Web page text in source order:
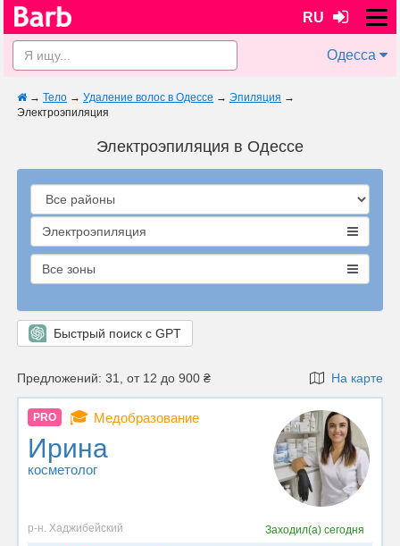
RU
Одесса
→ Тело → Удаление волос в Одессе → Эпиляция →
Электроэпиляция
Электроэпиляция в Одессе
Электроэпиляция
Все зоны
Быстрый поиск с GPT
Предложений: 31, от 12 до 900 ₴ На карте
PRO 🎓 Медобразование
Ирина
косметолог
р-н. Хаджибейский Заходил(а)сегодня